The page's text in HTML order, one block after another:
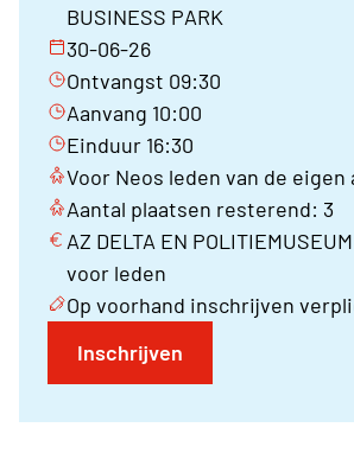
BUSINESS PARK
30-06-26
Ontvangst 09:30
Aanvang 10:00
Einduur 16:30
Voor Neos leden van de eigen
Aantal plaatsen resterend: 3
AZ DELTA EN
voor leden
Op voorhand inschrijven
Inschrijven